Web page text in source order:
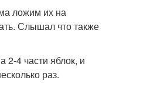
ложим их на
Слышал что также
2-4 части яблок, и
раз.